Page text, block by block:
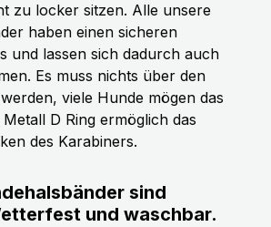
zu locker sitzen. Alle unsere
haben einen sicheren
und lassen sich dadurch auch
Es muss nichts über den
viele Hunde mögen das
D Ring ermöglich das
des Karabiners.
sind
und waschbar.